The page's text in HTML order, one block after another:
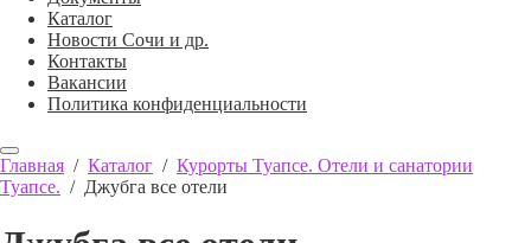
Каталог
Новости Сочи и др.
Контакты
Вакансии
Политика конфиденциальности
Главная / Каталог / Курорты Туапсе. Отели и санатории
Туапсе. / Джубга все отели